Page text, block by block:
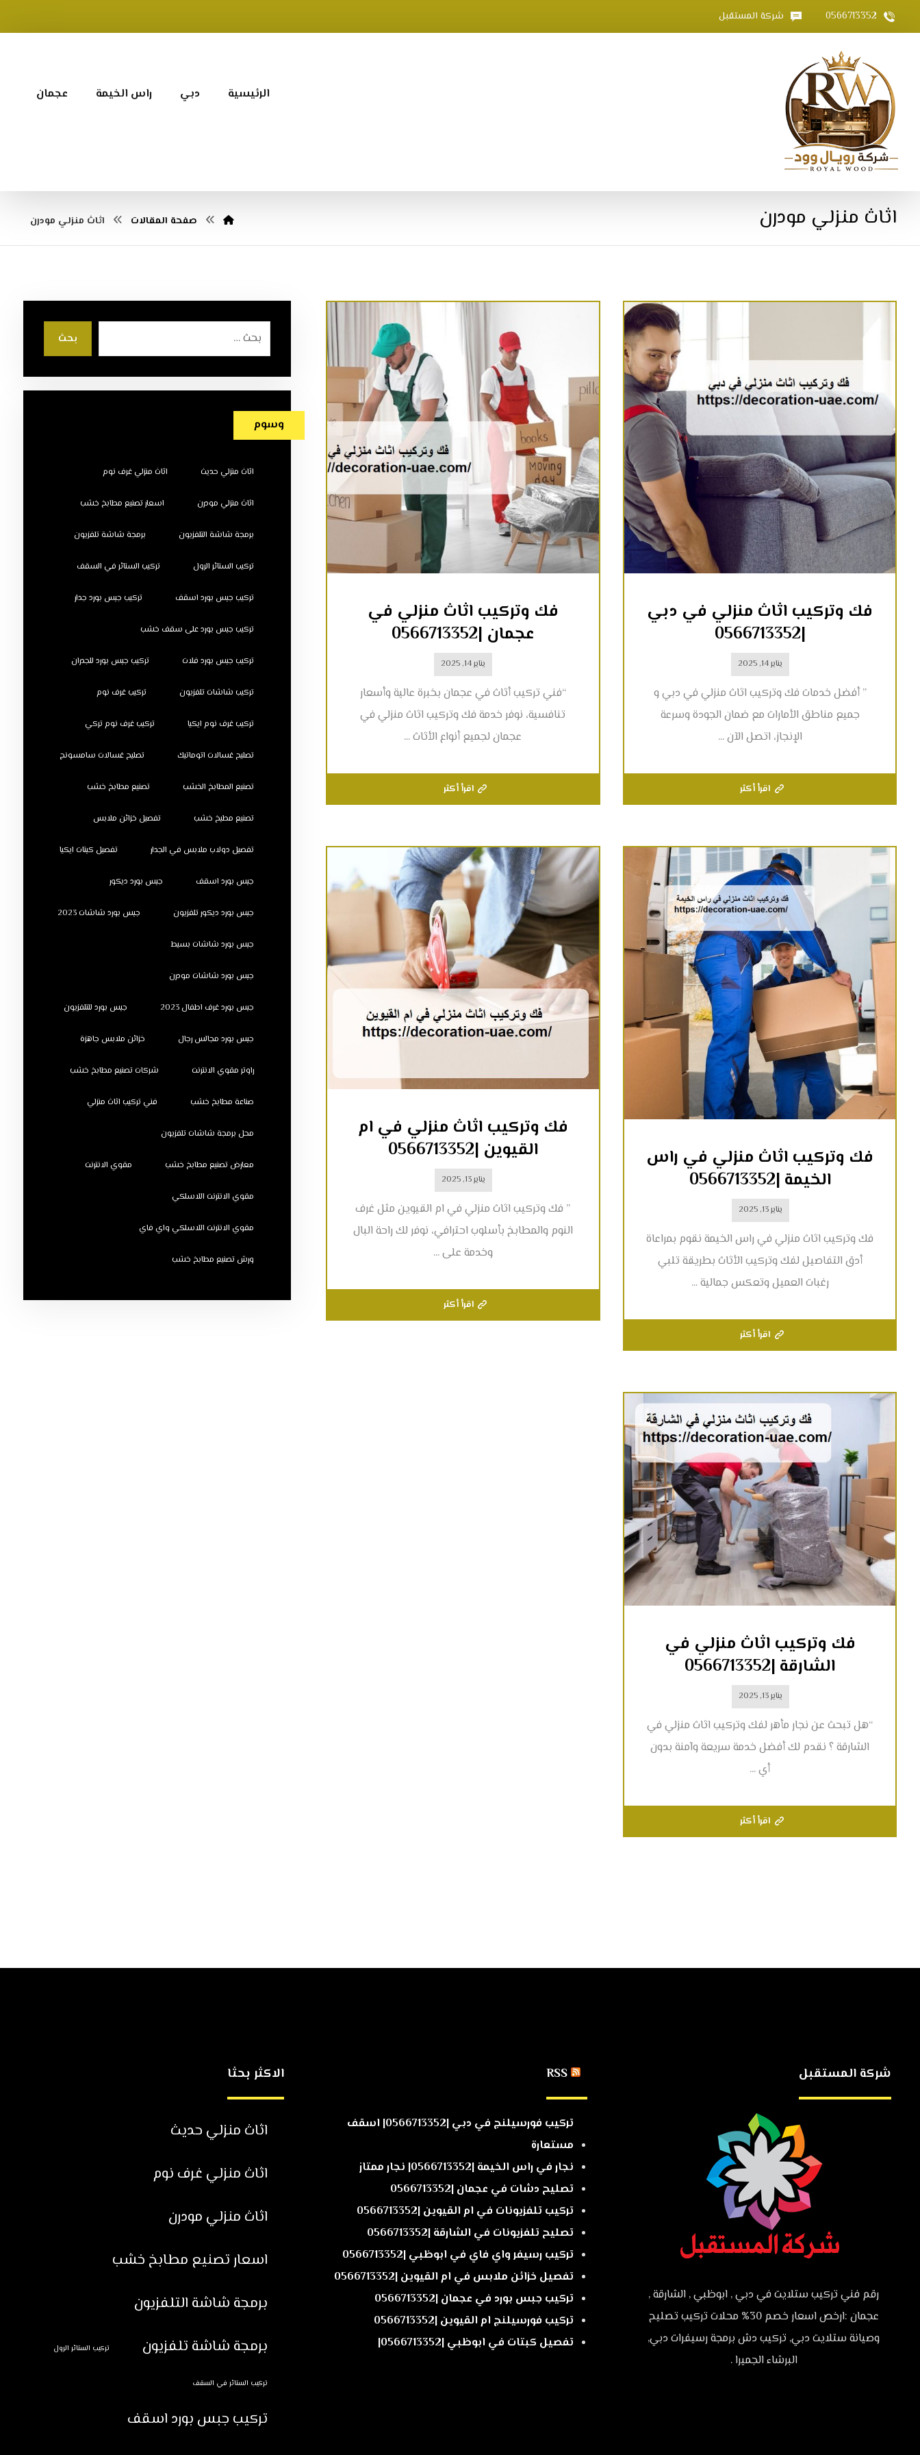
0566713352 شركة المستقبل
الرئيسية دبي راس الخيمة عجمان
اثاث منزلي مودرن صفحة المقالات اثاث منزلي مودرن
فك وتركيب اثاث منزلي في دبي
|0566713352
يناير 14, 2025
” أفضل خدمات فك وتركيب اثاث منزلي في دبي و
جميع مناطق الأمارات مع ضمان الجودة وسرعة
الإنجاز، اتصل الآن ...
اقرأ أكثر
فك وتركيب اثاث منزلي في
عجمان |0566713352
يناير 14, 2025
“فني تركيب أثاث في عجمان بخبرة عالية وأسعار
تنافسية، نوفر خدمة فك وتركيب اثاث منزلي في
عجمان لجميع أنواع الأثاث ...
اقرأ أكثر
فك وتركيب اثاث منزلي في راس
الخيمة |0566713352
يناير 13, 2025
فك وتركيب اثاث منزلي في راس الخيمة نقوم بمراعاة
أدق التفاصيل لفك وتركيب الأثاث بطريقة تلبي
رغبات العميل وتعكس جمالية ...
اقرأ أكثر
فك وتركيب اثاث منزلي في ام
القيوين |0566713352
يناير 13, 2025
” فك وتركيب اثاث منزلي في ام القيوين مثل غرف
النوم والمطابخ بأسلوب احترافي، نوفر لك راحة البال
وخدمة على ...
اقرأ أكثر
فك وتركيب اثاث منزلي في
الشارقة |0566713352
يناير 13, 2025
“هل تبحث عن نجار مأهر لفك وتركيب اثاث منزلي في
الشارقة ؟ نقدم لك أفضل خدمة سريعة وآمنة بدون
أي ...
اقرأ أكثر
بحث
وسوم
اثاث منزلي حديث اثاث منزلي غرف نوم
اثاث منزلي مودرن اسعار تصنيع مطابخ خشب
برمجة شاشة التلفزيون برمجة شاشة تلفزيون
تركيب الستائر الرول تركيب الستائر في السقف
تركيب جبس بورد اسقف تركيب جبس بورد جدار
تركيب جبس بورد على سقف خشب
تركيب جبس بورد فلات تركيب جبس بورد للجدران
تركيب شاشات تلفزيون تركيب غرف نوم
تركيب غرف نوم ايكيا تركيب غرف نوم تركي
تصليح غسالات اتوماتيك تصليح غسالات سامسونج
تصنيع المطابخ الخشب تصنيع مطابخ خشب
تصنيع مطبخ خشب تفصيل خزائن ملابس
تفصيل دولاب ملابس في الجدار تفصيل كبتات ايكيا
جبس بورد اسقف جبس بورد ديكور
جبس بورد ديكور تلفزيون جبس بورد شاشات 2023
جبس بورد شاشات بسيط
جبس بورد شاشات مودرن
جبس بورد غرف اطفال 2023 جبس بورد للتلفزيون
جبس بورد مجالس رجال خزائن ملابس جاهزة
راوتر مقوي الانترنت شركات تصنيع مطابخ خشب
صناعة مطابخ خشب فني تركيب اثاث منزلي
محل برمجة شاشات تلفزيون
معارض تصنيع مطابخ خشب مقوي الانترنت
مقوي الانترنت اللاسلكي
مقوي الانترنت اللاسلكي واي فاي
ورش تصنيع مطابخ خشب
شركة المستقبل
رقم فني تركيب ستلايت في دبي , ابوظبي , الشارقة ,
عجمان :ارخص اسعار خصم 30% محلات تركيب تصليح
وصيانة ستلايت دبي, تركيب دش برمجة رسيفرات دبي,
البرشاء الجميرا .
RSS
تركيب فورسيلنج في دبي |0566713352| اسقف
مستعارة
نجار في راس الخيمة |0566713352| نجار ممتاز
تصليح دشات في عجمان |0566713352
تركيب تلفزيونات في ام القيوين |0566713352
تصليح تلفزيونات في الشارقة |0566713352
تركيب رسيفر واي فاي في ابوظبي |0566713352
تفصيل خزائن ملابس في ام القيوين |0566713352
تركيب جبس بورد في عجمان |0566713352
تركيب فورسيلنج ام القيوين |0566713352
تفصيل كبتات في ابوظبي |0566713352|
الاكثر بحثا
اثاث منزلي حديث
اثاث منزلي غرف نوم
اثاث منزلي مودرن
اسعار تصنيع مطابخ خشب
برمجة شاشة التلفزيون
برمجة شاشة تلفزيون
تركيب الستائر الرول
تركيب الستائر في السقف
تركيب جبس بورد اسقف